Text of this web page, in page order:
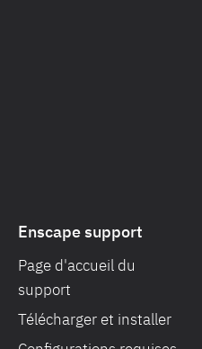
Enscape support
Page d'accueil du
support
Télécharger et installer